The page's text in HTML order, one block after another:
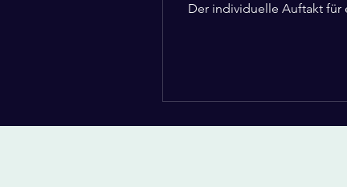
Der individuelle Auftakt für